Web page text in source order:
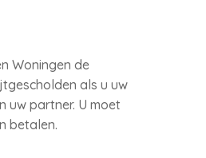
Woningen de
als u uw
uw partner. U moet
betalen.